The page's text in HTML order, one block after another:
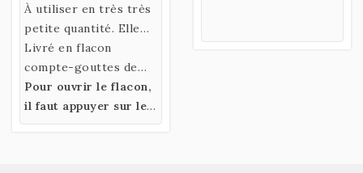
propriétés
antiseptiques, très
utile pour prolonger
la conservation des
couleurs qui ont
tendance à moisir.
À utiliser en très très
petite quantité. Elle
peut, avec le temps,
colorer en brun vos
préparations (très
légèrement).
Livré en flacon
compte-gouttes de
10ml, avec bouchon de
sécurité.
Pour ouvrir le flacon,
il faut appuyer sur le
bouchon et tourner.